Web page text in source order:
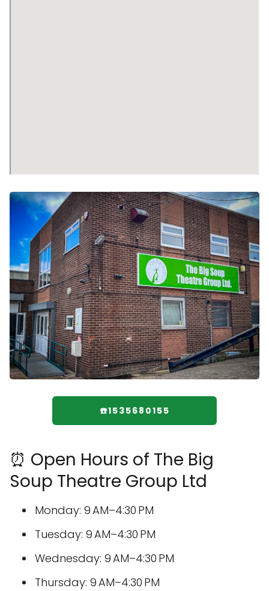
☎️1535680155
⏰ Open Hours of The Big
Soup Theatre Group Ltd
Monday: 9 AM–4:30 PM
Tuesday: 9 AM–4:30 PM
Wednesday: 9 AM–4:30 PM
Thursday: 9 AM–4:30 PM